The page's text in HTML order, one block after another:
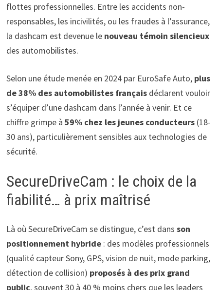
flottes professionnelles. Entre les accidents non-
responsables, les incivilités, ou les fraudes à l’assurance,
la dashcam est devenue le nouveau témoin silencieux
des automobilistes.
Selon une étude menée en 2024 par EuroSafe Auto, plus
de 38% des automobilistes françaisdéclarent vouloir
s’équiper d’une dashcam dans l’année à venir. Et ce
chiffre grimpe à 59% chez les jeunes conducteurs(18-
30 ans), particulièrement sensibles aux technologies de
sécurité.
SecureDriveCam : le choix de la
fiabilité… à prix maîtrisé
Là où SecureDriveCam se distingue, c’est dans son
positionnement hybride: des modèles professionnels
(qualité capteur Sony, GPS, vision de nuit, mode parking,
détection de collision) proposés à des prix grand
public, souvent 30 à 40 % moins chers que les leaders